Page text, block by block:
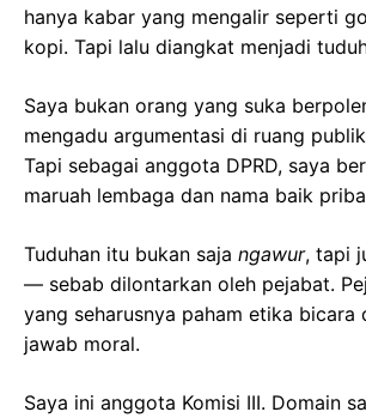
hanya kabar yang mengalir seperti
kopi. Tapi lalu diangkat menjadi
Saya bukan orang yang suka
mengadu argumentasi di ruang
Tapi sebagai anggota DPRD, saya
maruah lembaga dan nama baik
Tuduhan itu bukan saja ngawur, tapi
— sebab dilontarkan oleh pejabat.
yang seharusnya paham etika bicara
jawab moral.
Saya ini anggota Komisi III. Domain